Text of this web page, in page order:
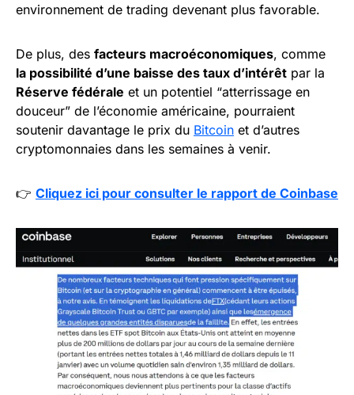
environnement de trading devenant plus favorable.
De plus, des facteurs macroéconomiques, comme
la possibilité d’une baisse des taux d’intérêt par la
Réserve fédérale et un potentiel “atterrissage en
douceur” de l’économie américaine, pourraient
soutenir davantage le prix du Bitcoin et d’autres
cryptomonnaies dans les semaines à venir.
👉 Cliquez ici pour consulter le rapport de Coinbase